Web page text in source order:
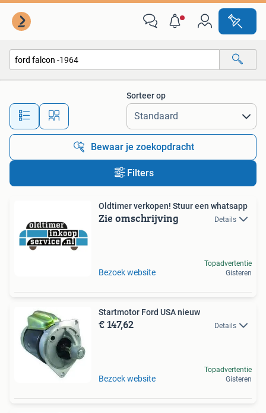
Alle afstanden…
Sorteer op
Bewaar je zoekopdracht
Filters
Oldtimer verkopen! Stuur een whatsapp
Zie omschrijving Details
Bezoek website
Topadvertentie
Gisteren
Startmotor Ford USA nieuw
€ 147,62 Details
Bezoek website
Topadvertentie
Gisteren